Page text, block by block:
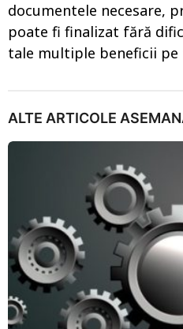
documentele necesare,
poate fi finalizat fără
tale multiple beneficii pe
ALTE ARTICOLE